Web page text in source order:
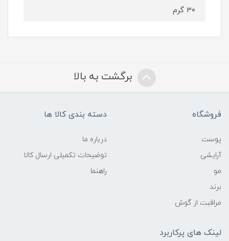
۳۰ گرم
برگشت به بالا
فروشگاه
پوست
آرایشی
مو
برند
مراقبت از گوش
دسته بندی کالا ها
درباره ما
توضیحات تکمیلی ارسال کالا
راهنما
لینک های پرکاربرد